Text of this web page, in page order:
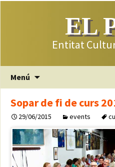
EL
Entitat
Menú
Sopar de fi de curs
29/06/2015 events